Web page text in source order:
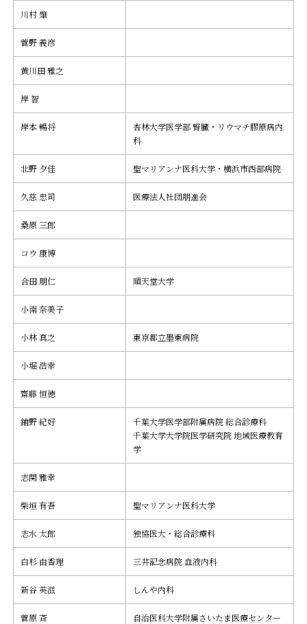
川村 肇
菅野 義彦
黄川田 雅之
岸 智
岸本 暢将
杏林大学医学部 腎臓・リウマチ膠原病内
科
北野 夕佳 聖マリアンナ医科大学・横浜市西部病院
久慈 忠司 医療法人社団朋進会
桑原 三郎
コウ 康博
合田 朋仁 順天堂大学
小南 奈美子
小林 真之 東京都立墨東病院
小堀 浩幸
齋藤 恒徳
鋪野 紀好
千葉大学医学部附属病院 総合診療科
千葉大学大学院医学研究院 地域医療教育
学
志関 雅幸
柴垣 有吾 聖マリアンナ医科大学
志水 太郎 独協医大・総合診療科
白杉 由香理 三井記念病院 血液内科
新谷 英滋 しんや内科
菅原 斉
自治医科大学附属さいたま医療センター